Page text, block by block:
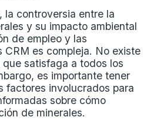
la controversia entre la
y su impacto ambiental
de empleo y las
CRM es compleja. No existe
satisfaga a todos los
es importante tener
factores involucrados para
sobre cómo
de minerales.